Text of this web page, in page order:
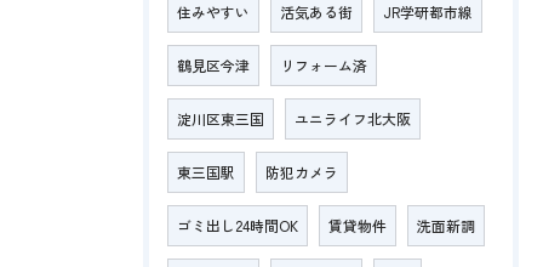
住みやすい 活気ある街 JR学研都市線
鶴見区今津 リフォーム済
淀川区東三国 ユニライフ北大阪
東三国駅 防犯カメラ
ゴミ出し24時間OK 賃貸物件 洗面新調